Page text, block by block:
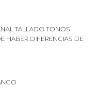
TALLADO TONOS
HABER DIFERENCIAS DE